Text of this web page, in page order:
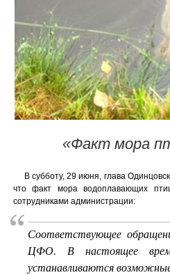
«Факт мора
В субботу, 29 июня, глава
что факт мора водоплавающих
сотрудниками администрации:
Соответствующее
ЦФО. В настоящее
устанавливаются